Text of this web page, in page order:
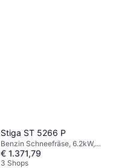
Stiga ST 5266 P
Benzin Schneefräse, 6.2kW,
Automatische, Scheinwerfer,
Beheizte Griffe, Einlassbreite: 66
€ 1.371,79
3 Shops